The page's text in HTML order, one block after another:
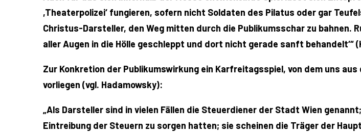
,Theaterpolizei‘ fungieren, sofern nicht Soldaten des Pilatus oder gar
Christus-Darsteller, den Weg mitten durch die Publikumsschar zu
aller Augen in die Hölle geschleppt und dort nicht gerade sanft behandelt‘“
Zur Konkretion der Publikumswirkung ein Karfreitagsspiel, von dem uns
vorliegen (vgl. Hadamowsky):
„Als Darsteller sind in vielen Fällen die Steuerdiener der Stadt Wien
Eintreibung der Steuern zu sorgen hatten; sie scheinen die Träger der